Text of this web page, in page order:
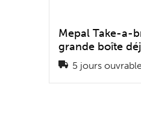
Mepal Take-a-
grande boîte
5 jours